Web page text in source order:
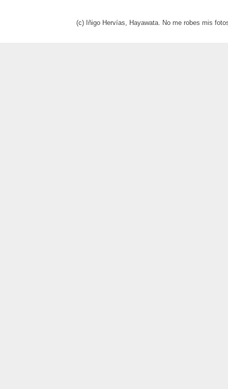
(c) Iñigo Hervías, Hayawata. No me robes mis